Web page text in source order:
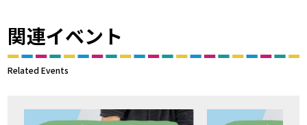
関連イベント
Related Events